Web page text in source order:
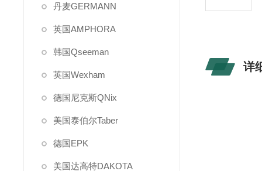
丹麦GERMANN
英国AMPHORA
韩国Qseeman
英国Wexham
德国尼克斯QNix
美国泰伯尔Taber
德国EPK
美国达高特DAKOTA
详